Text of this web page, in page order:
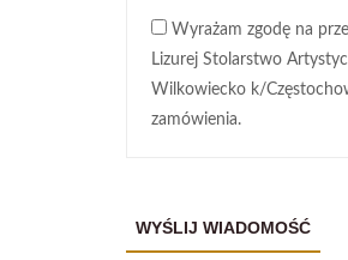
Wyrażam zgodę na
Lizurej Stolarstwo
Wilkowiecko k/
zamówienia.